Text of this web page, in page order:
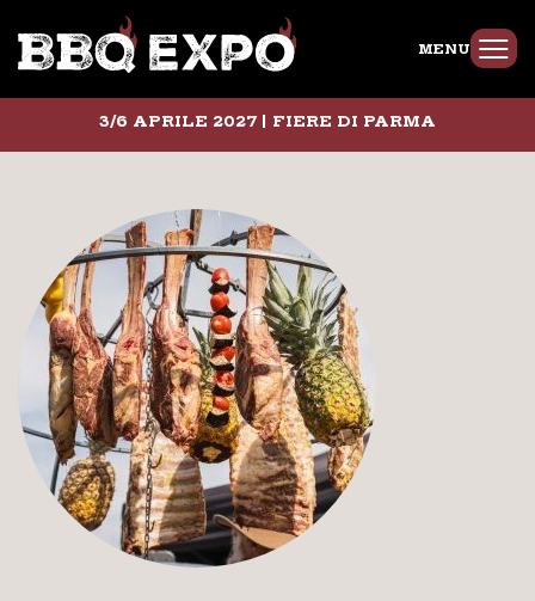
MENU
3/6 APRILE 2027 | FIERE DI PARMA